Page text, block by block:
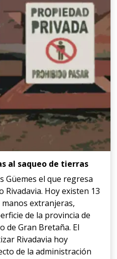
al saqueo de tierras
Güemes el que regresa
Hoy existen 13
extranjeras,
de la provincia de
de Gran Bretaña. El
Rivadavia hoy
de la administración